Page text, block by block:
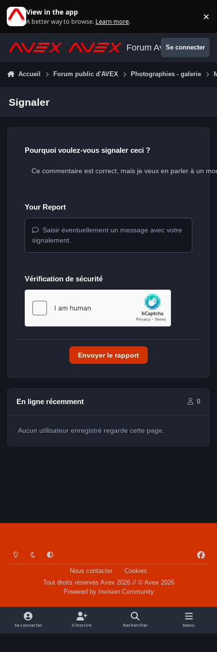
View in the app
A better way to browse. Learn more. ×
Forum AvexSe connecter
Accueil Forum public d'AVEX Photographies - galerie
Signaler
Pourquoi voulez-vous signaler ceci ?
Your Report
Saisir éventuellement un message avec votre
signalement.
Vérification de sécurité
Envoyer le rapport
En ligne récemment 0
Aucun utilisateur enregistré regarde cette page.
Light ModeDark ModeSystem Preference
a
o
k
Nous contacter
Cookies
Tout droits réservés Avex 2026 // © Avex 2026
Powered by Invision Community
Se connecter S’inscrire Rechercher Menu